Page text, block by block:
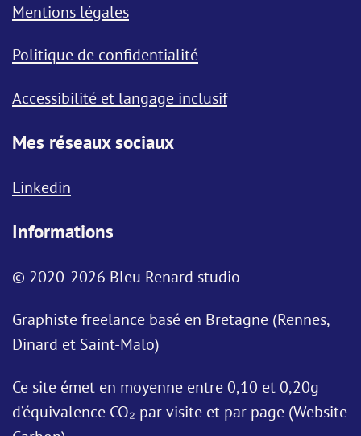
Mentions légales
Politique de confidentialité
Accessibilité et langage inclusif
Mes réseaux sociaux
Linkedin
Informations
© 2020-2026 Bleu Renard studio
Graphiste freelance basé en Bretagne (Rennes,
Dinard et Saint-Malo)
Ce site émet en moyenne entre 0,10 et 0,20g
d’équivalence CO₂ par visite et par page (Website